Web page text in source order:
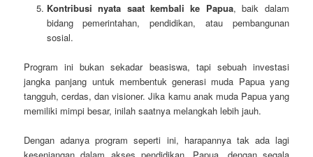
Kontribusi nyata saat kembali ke Papua, baik dalam
bidang pemerintahan, pendidikan, atau pembangunan
sosial.
Program ini bukan sekadar beasiswa, tapi sebuah investasi
jangka panjang untuk membentuk generasi muda Papua yang
tangguh, cerdas, dan visioner. Jika kamu anak muda Papua yang
memiliki mimpi besar, inilah saatnya melangkah lebih jauh.
Dengan adanya program seperti ini, harapannya tak ada lagi